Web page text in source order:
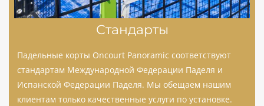
Стандарты
Падельные корты Oncourt Panoramic соответствуют
стандартам Международной Федерации Паделя и
Испанской Федерации Паделя. Мы обещаем нашим
клиентам только качественные услуги по установке.